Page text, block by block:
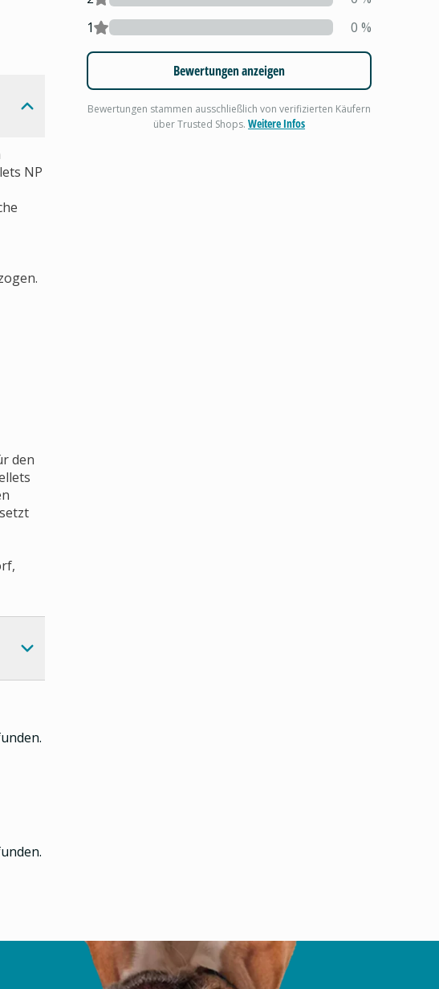
NP
den
1
0 %
Bewertungen anzeigen
Bewertungen stammen ausschließlich von verifizierten Käufern
über Trusted Shops.Weitere Infos